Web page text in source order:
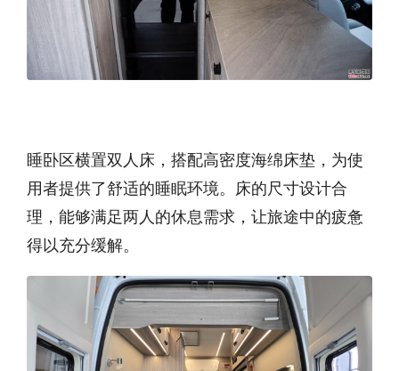
睡卧区横置双人床，搭配高密度海绵床垫，为使
用者提供了舒适的睡眠环境。床的尺寸设计合
理，能够满足两人的休息需求，让旅途中的疲惫
得以充分缓解。